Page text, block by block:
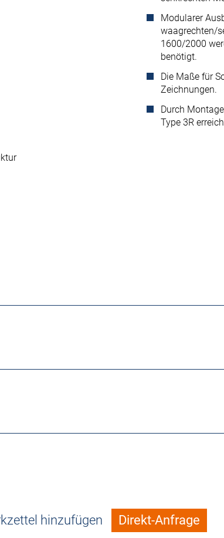
Modularer
waagrechten/
1600/2000
benötigt.
Die Maße für
Zeichnungen.
Durch
Type 3R
hinzufügen Direkt-Anfrage